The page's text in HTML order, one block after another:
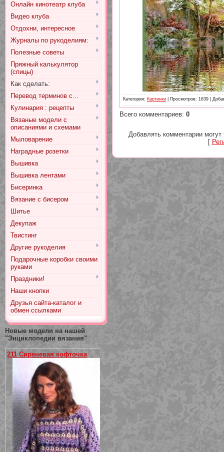
Онлайн кинотеатр клуба
Видео клуба
Отдохни, интересное
Журналы по рукоделиям:
Полезные советы
Пряжный калькулятор
(спицы)
Как сделать:
Перевод терминов с...
Кулинария : рецепты
Вязаные модели с
описаниями и схемами
Мыловарение
Наградные розетки
Вышивка
Вышивка лентами
Бисеринка
Вязание с бисером
Шитье
Декупаж
Твистинг
Другие рукоделия
Подарочные коробки своими
руками
Праздники!
Наши кнопки
Друзья сайта-каталог и
обмен ссылками
Новые модели на нашей
"Энциклопедии вязания"
211 Сиреневая кофточка
Категория: Картинки Просмотров: 1639 |
Всего комментариев: 0
Добавлять комментарии могут
[